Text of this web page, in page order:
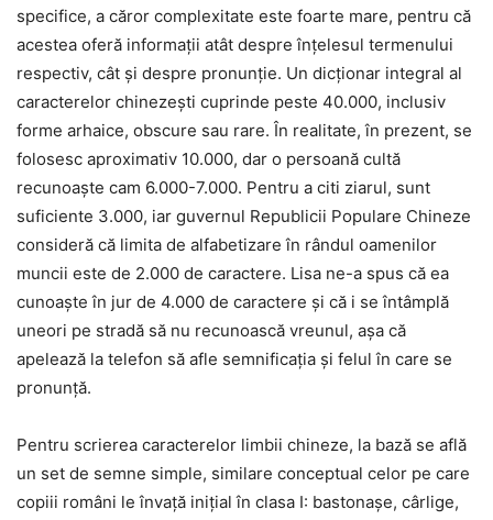
specifice, a căror complexitate este foarte mare, pentru că
acestea oferă informații atât despre înțelesul termenului
respectiv, cât și despre pronunție. Un dicționar integral al
caracterelor chinezești cuprinde peste 40.000, inclusiv
forme arhaice, obscure sau rare. În realitate, în prezent, se
folosesc aproximativ 10.000, dar o persoană cultă
recunoaște cam 6.000-7.000. Pentru a citi ziarul, sunt
suficiente 3.000, iar guvernul Republicii Populare Chineze
consideră că limita de alfabetizare în rândul oamenilor
muncii este de 2.000 de caractere. Lisa ne-a spus că ea
cunoaște în jur de 4.000 de caractere și că i se întâmplă
uneori pe stradă să nu recunoască vreunul, așa că
apelează la telefon să afle semnificația și felul în care se
pronunță.
Pentru scrierea caracterelor limbii chineze, la bază se află
un set de semne simple, similare conceptual celor pe care
copiii români le învață inițial în clasa I: bastonașe, cârlige,